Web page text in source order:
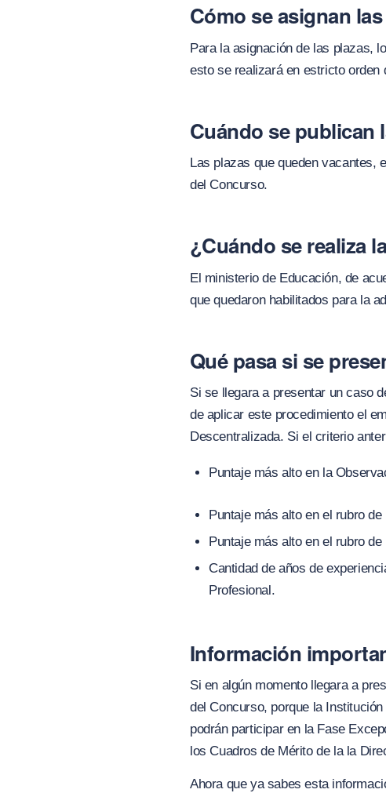
Cómo se asignan
Para la asignación de las plazas, l
esto se realizará en estricto orden
Cuándo se publican
Las plazas que queden vacantes,
del Concurso.
¿Cuándo se realiza
El ministerio de Educación, de
que quedaron habilitados para la
Qué pasa si se
Si se llegara a presentar un caso
de aplicar este procedimiento el
Descentralizada. Si el criterio
Puntaje más alto en la
Puntaje más alto en el rubro
Puntaje más alto en el rubro
Cantidad de años de
Profesional.
Información
Si en algún momento llegara a
del Concurso, porque la
podrán participar en la Fase
los Cuadros de Mérito de la la
Ahora que ya sabes esta